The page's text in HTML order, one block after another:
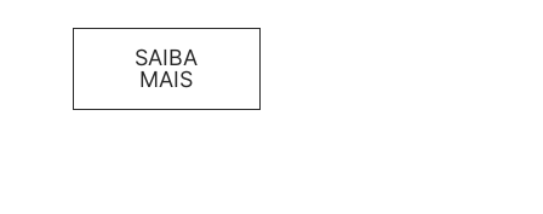
SAIBA
MAIS